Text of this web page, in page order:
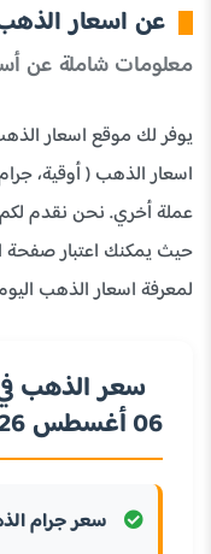
عن اسعار
معلومات شاملة عن
يوفر لك موقع اسعار
حيث يمكنك اعتبار
لمعرفة اسعار الذهب
سعر الذهب
06 أغسطس 2026
سعر جرام الذهب عيار 24